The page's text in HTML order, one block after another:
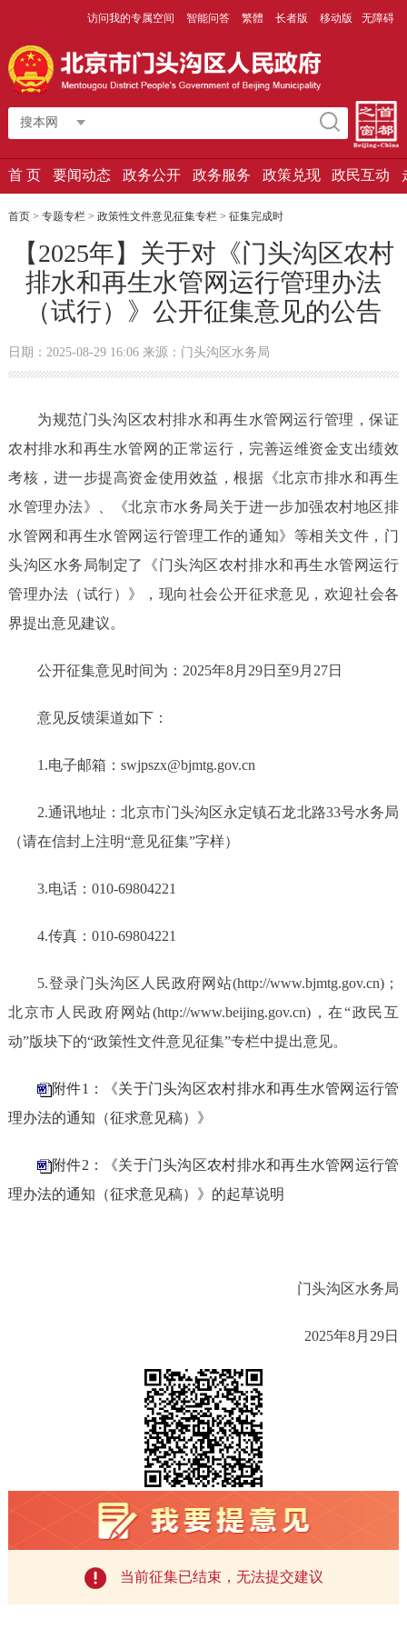
访问我的专属空间 智能问答 繁體 长者版 移动版 无障碍
搜本网
首 页 要闻动态 政务公开 政务服务 政策兑现 政民互动
首页> 专题专栏> 政策性文件意见征集专栏> 征集完成时
【2025年】关于对《门头沟区农村
排水和再生水管网运行管理办法
（试行）》公开征集意见的公告
日期：2025-08-29 16:06 来源：门头沟区水务局
为规范门头沟区农村排水和再生水管网运行管理，保证
农村排水和再生水管网的正常运行，完善运维资金支出绩效
考核，进一步提高资金使用效益，根据《北京市排水和再生
水管理办法》、《北京市水务局关于进一步加强农村地区排
水管网和再生水管网运行管理工作的通知》等相关文件 ，门
头沟区水务局制定了《门头沟区农村排水和再生水管网运行
管理办法（试行）》， 现向社会公开征求意见 ，欢迎社会各
界提出意见建议。
公开征集意见时间为： 2025年8月 29日至9月 27日
意见反馈渠道如下：
1.电子邮箱： swjpszx@bjmtg.gov.cn
2.通讯地址：北京市门头沟区永定镇石龙北路33号水务局
（请在信封上注明“意见征集”字样）
3.电话：010-69804221
4.传真：010-69804221
5.登录门头沟区人民政府网站(http://www.bjmtg.gov.cn)；
北京市人民政府网站(http://www.beijing.gov.cn)，在“政民互
动”版块下的“政策性文件意见征集”专栏中提出意见。
附件1：《关于门头沟区农村排水和再生水管网运行管
理办法的通知（征求意见稿）》
附件2：《关于门头沟区农村排水和再生水管网运行管
理办法的通知（征求意见稿）》的起草说明
门头沟区水务局
2025年8月 29日
当前征集已结束，无法提交建议